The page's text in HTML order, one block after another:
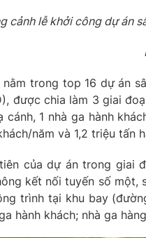
cảnh lễ khởi công dự án
nằm trong top 16 dự án
được chia làm 3 giai
1 nhà ga hành
năm và 1,2 triệu tấn
của dự án trong giai
kết nối tuyến số
trình tại khu bay
hành khách; nhà ga